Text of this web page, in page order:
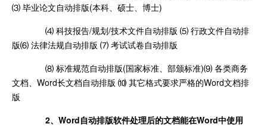
⑶ 毕业论文自动排版(本科、硕士、博士)
⑷ 科技报告/规划/技术文件自动排版 ⑸ 行政文件自动排
版⑹ 法律法规自动排版 ⑺ 考试试卷自动排版
⑻ 标准规范自动排版(国家标准、部颁标准)⑼ 各类商务
文档、Word长文档自动排版 ⑽ 其它格式要求严格的Word文档排
版
2、Word自动排版软件处理后的文档能在Word中使用